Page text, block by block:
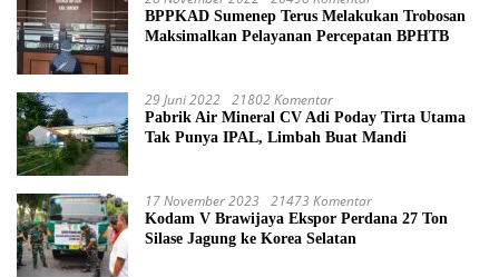
BPPKAD Sumenep Terus Melakukan Trobosan
Maksimalkan Pelayanan Percepatan BPHTB
29 Juni 2022 21802 Komentar
Pabrik Air Mineral CV Adi Poday Tirta Utama
Tak Punya IPAL, Limbah Buat Mandi
17 November 2023 21473 Komentar
Kodam V Brawijaya Ekspor Perdana 27 Ton
Silase Jagung ke Korea Selatan